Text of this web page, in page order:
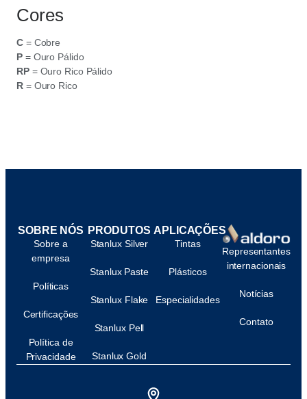
Cores
C= Cobre
P= Ouro Pálido
RP= Ouro Rico Pálido
R= Ouro Rico
SOBRE NÓS
Sobre a
empresa
Políticas
Certificações
Política de
Privacidade
PRODUTOS
Stanlux Silver
Stanlux Paste
Stanlux Flake
Stanlux Pell
Stanlux Gold
APLICAÇÕES
Tintas
Plásticos
Especialidades
Representantes
internacionais
Notícias
Contato